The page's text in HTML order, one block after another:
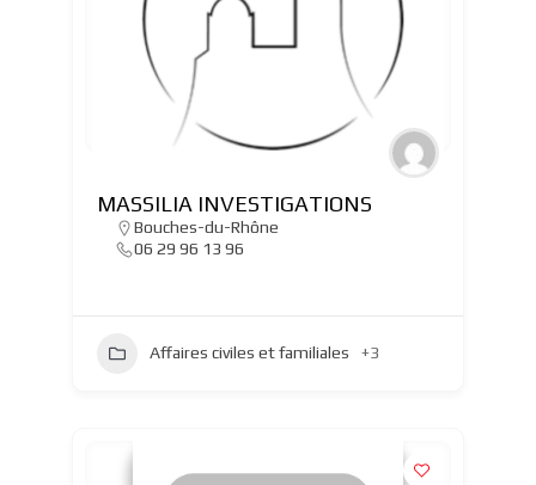
MASSILIA INVESTIGATIONS
Bouches-du-Rhône
06 29 96 13 96
Affaires civiles et familiales +3